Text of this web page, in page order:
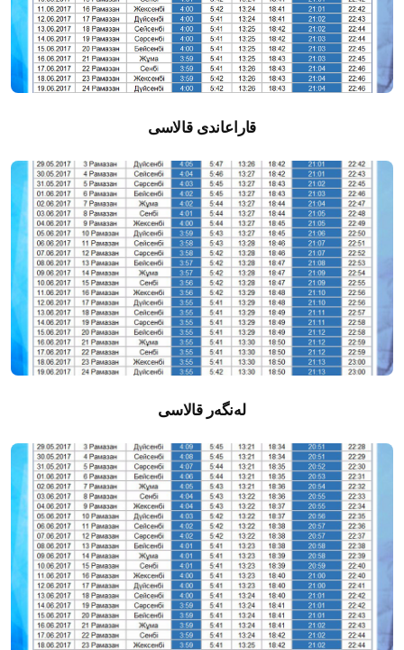
قاراعاندى قالاسى
لەنگەر قالاسى